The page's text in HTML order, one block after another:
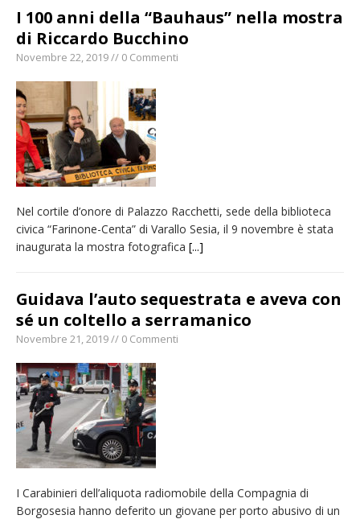
I 100 anni della “Bauhaus” nella mostra
di Riccardo Bucchino
Novembre 22, 2019 // 0 Commenti
Nel cortile d’onore di Palazzo Racchetti, sede della biblioteca
civica “Farinone-Centa” di Varallo Sesia, il 9 novembre è stata
inaugurata la mostra fotografica [...]
Guidava l’auto sequestrata e aveva con
sé un coltello a serramanico
Novembre 21, 2019 // 0 Commenti
I Carabinieri dell’aliquota radiomobile della Compagnia di
Borgosesia hanno deferito un giovane per porto abusivo di un